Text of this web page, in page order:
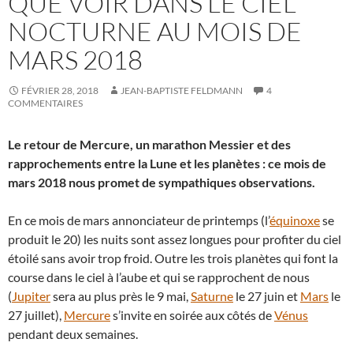
NOCTURNE AU MOIS DE
MARS 2018
FÉVRIER 28, 2018 JEAN-BAPTISTE FELDMANN
4
COMMENTAIRES
Le retour de Mercure, un marathon Messier et des
rapprochements entre la Lune et les planètes : ce mois de
mars 2018 nous promet de sympathiques observations.
En ce mois de mars annonciateur de printemps (l’équinoxese
produit le 20) les nuits sont assez longues pour profiter du ciel
étoilé sans avoir trop froid. Outre les trois planètes qui font la
course dans le ciel à l’aube et qui se rapprochent de nous
(Jupitersera au plus près le 9 mai,Saturne le 27 juin et Mars le
27 juillet), Mercures’invite en soirée aux côtés deVénus
pendant deux semaines.